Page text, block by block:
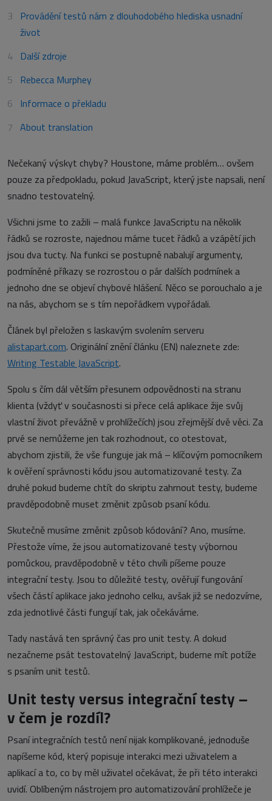
Provádění testů nám z dlouhodobého hlediska usnadní
život
Další zdroje
Rebecca Murphey
Informace o překladu
About translation
Nečekaný výskyt chyby? Houstone, máme problém… ovšem
pouze za předpokladu, pokud JavaScript, který jste napsali, není
snadno testovatelný.
Všichni jsme to zažili – malá funkce JavaScriptu na několik
řádků se rozroste, najednou máme tucet řádků a vzápětí jich
jsou dva tucty. Na funkci se postupně nabalují argumenty,
podmíněné příkazy se rozrostou o pár dalších podmínek a
jednoho dne se objeví chybové hlášení. Něco se porouchalo a je
na nás, abychom se s tím nepořádkem vypořádali.
Článek byl přeložen s laskavým svolením serveru
alistapart.com. Originální znění článku (EN) naleznete zde:
Writing Testable JavaScript.
Spolu s čím dál větším přesunem odpovědnosti na stranu
klienta (vždyť v současnosti si přece celá aplikace žije svůj
vlastní život převážně v prohlížečích) jsou zřejmější dvě věci. Za
prvé se nemůžeme jen tak rozhodnout, co otestovat,
abychom zjistili, že vše funguje jak má – klíčovým pomocníkem
k ověření správnosti kódu jsou automatizované testy. Za
druhé pokud budeme chtít do skriptu zahrnout testy, budeme
pravděpodobně muset změnit způsob psaní kódu.
Skutečně musíme změnit způsob kódování? Ano, musíme.
Přestože víme, že jsou automatizované testy výbornou
pomůckou, pravděpodobně v této chvíli píšeme pouze
integrační testy. Jsou to důležité testy, ověřují fungování
všech částí aplikace jako jednoho celku, avšak již se nedozvíme,
zda jednotlivé části fungují tak, jak očekáváme.
Tady nastává ten správný čas pro unit testy. A dokud
nezačneme psát testovatelný JavaScript, budeme mít potíže
s psaním unit testů.
Unit testy versus integrační testy –
v čem je rozdíl?
Psaní integračních testů není nijak komplikované, jednoduše
napíšeme kód, který popisuje interakci mezi uživatelem a
aplikací a to, co by měl uživatel očekávat, že při této interakci
uvidí. Oblíbeným nástrojem pro automatizování prohlížeče je